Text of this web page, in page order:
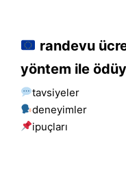
randevu
yöntem ile
tavsiyeler
deneyimler
i̇puçları